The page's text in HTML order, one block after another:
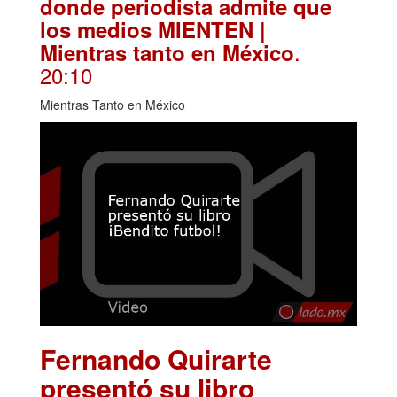
donde periodista admite que
los medios MIENTEN |
Mientras tanto en México.
20:10
Mientras Tanto en México
Fernando Quirarte
presentó su libro